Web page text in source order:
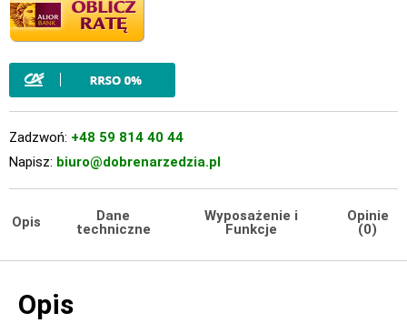
Zadzwoń: +48 59 814 40 44
Napisz: biuro@dobrenarzedzia.pl
Opis
Dane
techniczne
Wyposażenie i
Funkcje
Opinie
(0)
Opis